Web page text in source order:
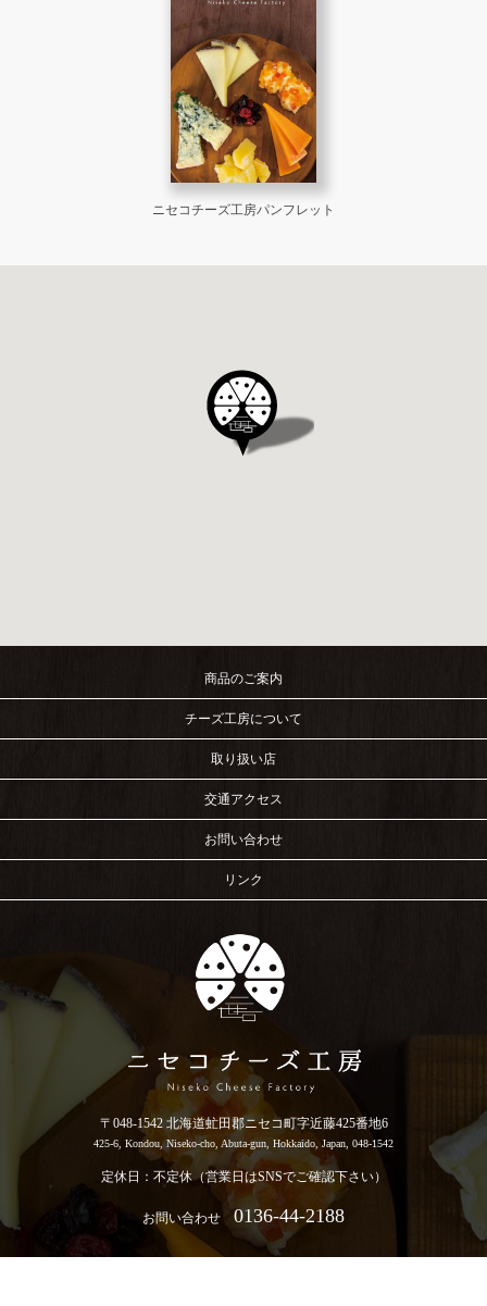
ニセコチーズ工房パンフレット
商品のご案内
チーズ工房について
取り扱い店
交通アクセス
お問い合わせ
リンク
〒048-1542 北海道虻田郡ニセコ町字近藤425番地6
425-6, Kondou, Niseko-cho, Abuta-gun, Hokkaido, Japan, 048-1542
定休日：不定休（営業日はSNSでご確認下さい）
お問い合わせ 0136-44-2188